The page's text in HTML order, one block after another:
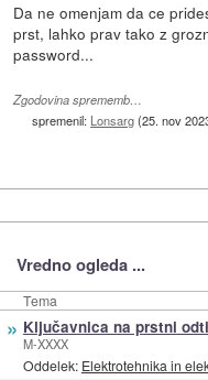
Da ne omenjam da ce
prst, lahko prav tako z
password...
Zgodovina sprememb…
spremenil: Lonsarg(25. nov
Vredno ogleda ...
Tema
» Ključavnica na prstni
M-XXXX
Oddelek: Elektrotehnika in